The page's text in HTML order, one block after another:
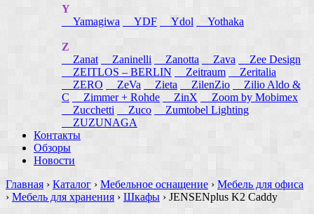
Y
Yamagiwa
YDF Ydol Yothaka
Z
Zanat
Zaninelli Zanotta Zava
Zee Design
ZEITLOS – BERLIN
Zeitraum
Zeritalia
ZERO
ZeVa Zieta ZilenZio
Zilio Aldo &
C
Zimmer + Rohde ZinX
Zoom by Mobimex
Zucchetti
Zuco
Zumtobel Lighting
ZUZUNAGA
Контакты
Обзоры
Новости
Главная › Каталог › Мебельное оснащение › Мебель для офиса
› Мебель для хранения › Шкафы › JENSENplus K2 Caddy